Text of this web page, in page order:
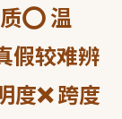
⭕ 温
假较难辨
度❌ 跨度